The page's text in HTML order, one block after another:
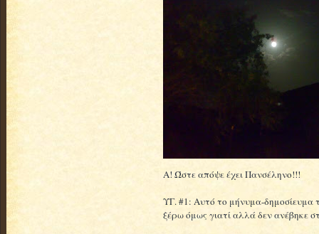
Α! Ώστε απόψε έχει Πανσέληνο!!!
ΥΓ. #1: Αυτό το μήνυμα-δημοσίευμα
ξέρω όμως γιατί αλλά δεν ανέβηκε